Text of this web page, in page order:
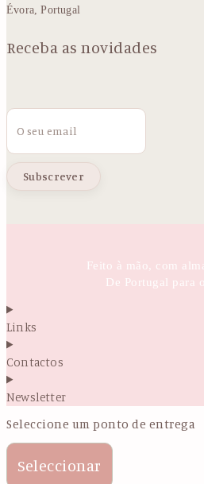
Évora, Portugal
Receba as novidades
Email
Feito à mão, com
De Portugal para
Links
Contactos
Newsletter
Seleccione um ponto de entrega
Seleccionar